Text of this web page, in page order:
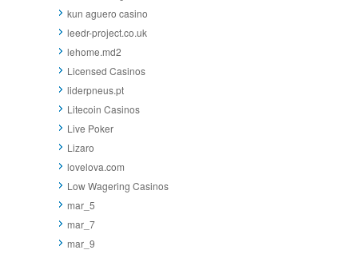
kun aguero casino
leedr-project.co.uk
lehome.md2
Licensed Casinos
liderpneus.pt
Litecoin Casinos
Live Poker
Lizaro
lovelova.com
Low Wagering Casinos
mar_5
mar_7
mar_9